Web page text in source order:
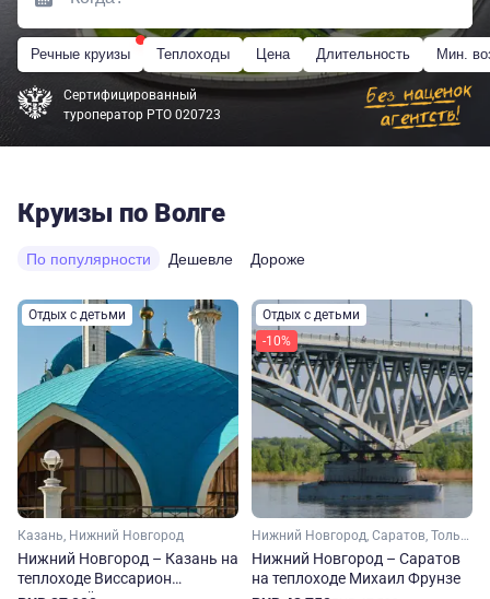
Речные круизы Теплоходы Цена Длительность Мин.
Сертифицированный
туроператор РТО 020723
Круизы по Волге
По популярности Дешевле Дороже
Отдых с детьми
Казань, Нижний Новгород
Нижний Новгород – Казань на
теплоходе Виссарион
Отдых с детьми
-10%
Нижний Новгород, Саратов, Тольятти, Свияжск
Нижний Новгород – Саратов
на теплоходе Михаил Фрунзе